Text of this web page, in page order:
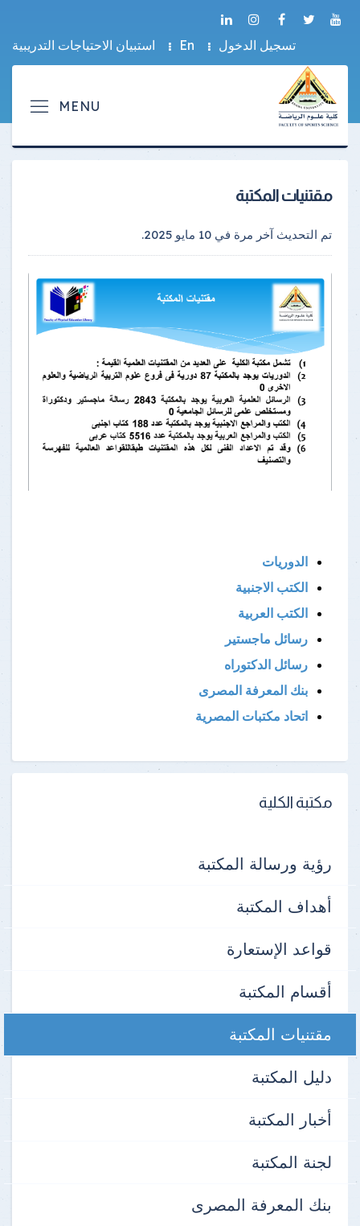
تسجيل الدخول En استبيان الاحتياجات التدريبية
مقتنيات المكتبة
تم التحديث آخر مرة في 10 مايو 2025 .
الدوريات
الكتب الاجنبية
الكتب العربية
رسائل ماجستير
رسائل الدكتوراه
بنك المعرفة المصرى
اتحاد مكتبات المصرية
مكتبة الكلية
رؤية ورسالة المكتبة
أهداف المكتبة
قواعد الإستعارة
أقسام المكتبة
مقتنيات المكتبة
دليل المكتبة
أخبار المكتبة
لجنة المكتبة
بنك المعرفة المصرى